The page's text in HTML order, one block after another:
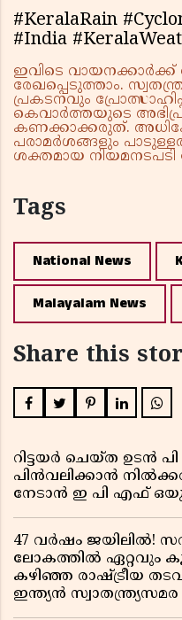
#KeralaRain
#India
ഇവിടെ വായനക്കാർക്ക്
രേഖപ്പെടുത്താം.
പ്രകടനവും
കെവാർത്തയുടെ
കണക്കാക്കരുത്.
പരാമർശങ്ങളും
ശക്തമായ നിയമനടപടി
Tags
National News
Malayalam News
Share this
റിട്ടയർ ചെയ്ത
പിൻവലിക്കാൻ
നേടാൻ ഇ പി എഫ്
47 വർഷം ജയിലിൽ!
ലോകത്തിൽ ഏറ്റവും
കഴിഞ്ഞ രാഷ്ട്രീയ
ഇന്ത്യൻ